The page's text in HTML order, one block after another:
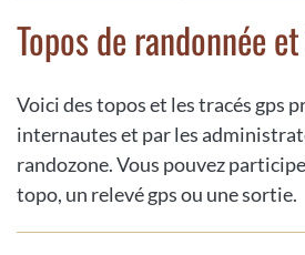
Topos de randonnée
Voici des topos et les tracés gps
internautes et par les
randozone. Vous pouvez
topo, un relevé gps ou une sortie.